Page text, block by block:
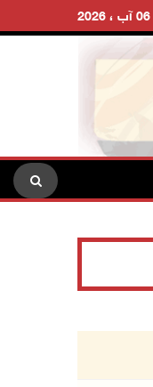
الاحتلال يقتحم